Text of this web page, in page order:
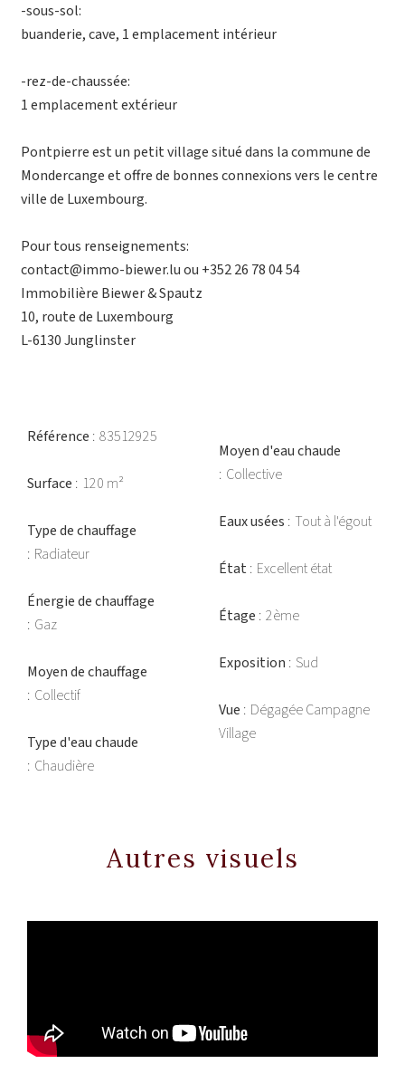
-sous-sol:
buanderie, cave, 1 emplacement intérieur
-rez-de-chaussée:
1 emplacement extérieur
Pontpierre est un petit village situé dans la commune de
Mondercange et offre de bonnes connexions vers le centre
ville de Luxembourg.
Pour tous renseignements:
contact@immo-biewer.lu ou +352 26 78 04 54
Immobilière Biewer & Spautz
10, route de Luxembourg
L-6130 Junglinster
Référence 83512925
Surface 120 m²
Type de chauffage
Radiateur
Énergie de chauffage
Gaz
Moyen de chauffage
Collectif
Type d'eau chaude
Chaudière
Moyen d'eau chaude
Collective
Eaux usées Tout à l'égout
État Excellent état
Étage 2ème
Exposition Sud
Vue Dégagée Campagne
Village
Autres visuels